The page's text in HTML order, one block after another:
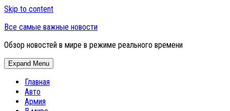
Skip to content
Все самые важные новости
Обзор новостей в мире в режиме реального времени
Expand Menu
Главная
Авто
Армия